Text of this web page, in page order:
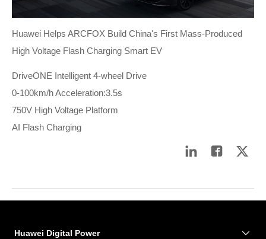
Huawei Helps ARCFOX Build China's First Mass-Produced
High Voltage Flash Charging Smart EV
DriveONE Intelligent 4-wheel Drive
0-100km/h Acceleration:3.5s
750V High Voltage Platform
AI Flash Charging
Huawei Digital Power